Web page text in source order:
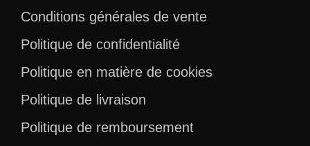
Conditions générales de vente
Politique de confidentialité
Politique en matière de cookies
Politique de livraison
Politique de remboursement